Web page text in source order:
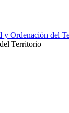
y Ordenación del
Territorio